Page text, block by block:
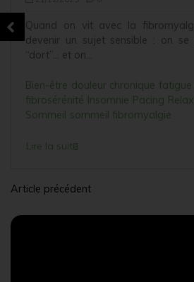
Quand on vit avec la
devenir un sujet sensible : on se
“dort”… et on...
Bien-être douleur chronique fatigue
fibrosérénité Insomnie Pacing
Sommeil sommeil fibromyalgie
Lire la suite
N
a
Article précédent